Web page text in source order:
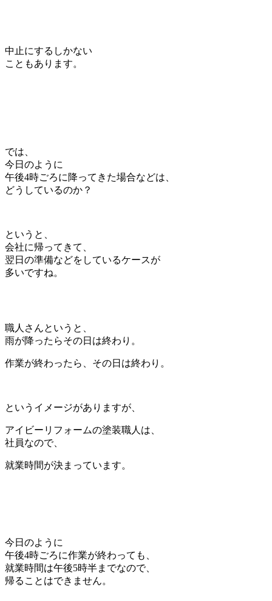
中止にするしかない
こともあります。
では、
今日のように
午後4時ごろに降ってきた場合などは、
どうしているのか？
というと、
会社に帰ってきて、
翌日の準備などをしているケースが
多いですね。
職人さんというと、
雨が降ったらその日は終わり。
作業が終わったら、その日は終わり。
というイメージがありますが、
アイビーリフォームの塗装職人は、
社員なので、
就業時間が決まっています。
今日のように
午後4時ごろに作業が終わっても、
就業時間は午後5時半までなので、
帰ることはできません。